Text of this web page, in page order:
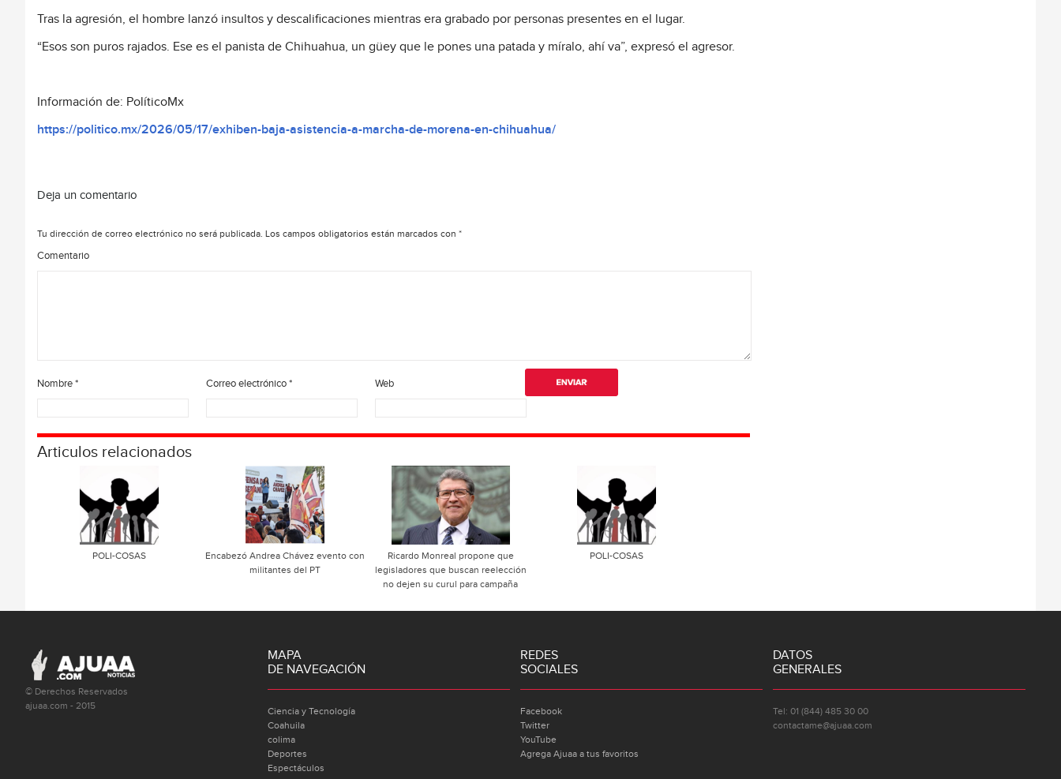
Tras la agresión, el hombre lanzó insultos y descalificaciones mientras era grabado por personas presentes en el lugar.
“Esos son puros rajados. Ese es el panista de Chihuahua, un güey que le pones una patada y míralo, ahí va”, expresó el agresor.
Información de: PolíticoMx
https://politico.mx/2026/05/17/exhiben-baja-asistencia-a-marcha-de-morena-en-chihuahua/
Deja un comentario
Tu dirección de correo electrónico no será publicada. Los campos obligatorios están marcados con *
Comentario
Nombre* Correo electrónico* Web
Articulos relacionados
POLI-COSAS
Encabezó Andrea Chávez evento con
militantes del PT
Ricardo Monreal propone que
legisladores que buscan reelección
no dejen su curul para campaña
POLI-COSAS
© Derechos Reservados
ajuaa.com - 2015
MAPA
DE NAVEGACIÓN
Ciencia y Tecnología
Coahuila
colima
Deportes
Espectáculos
REDES
SOCIALES
Facebook
Twitter
YouTube
Agrega Ajuaa a tus favoritos
DATOS
GENERALES
Tel: 01 (844) 485 30 00
contactame@ajuaa.com